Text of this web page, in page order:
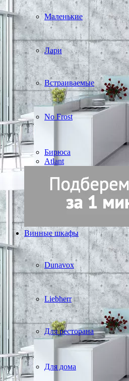
Маленькие
Лари
Встраиваемые
No Frost
Бирюса
Atlant
Винные шкафы
Dunavox
Liebherr
Для ресторана
Для дома